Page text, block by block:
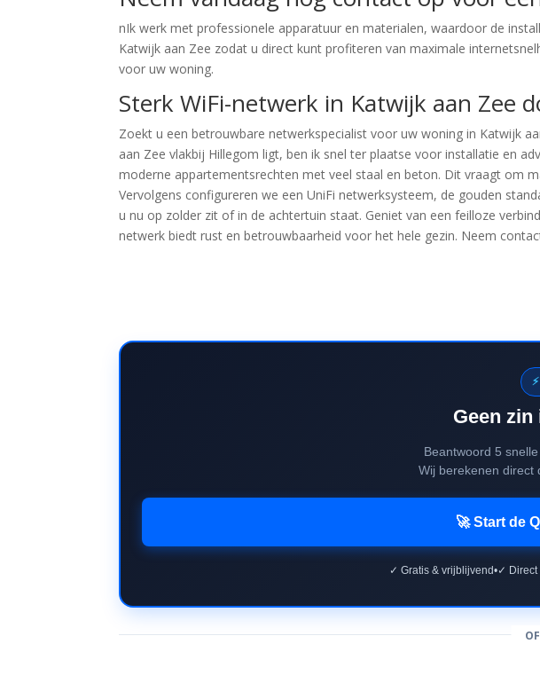
nIk werk met professionele apparatuur en materialen, waardoor de
Katwijk aan Zee zodat u direct kunt profiteren van maximale
voor uw woning.
Sterk WiFi-netwerk in Katwijk aan Zee
Zoekt u een betrouwbare netwerkspecialist voor uw woning in Katwijk
aan Zee vlakbij Hillegom ligt, ben ik snel ter plaatse voor installatie en
moderne appartementsrechten met veel staal en beton. Dit vraagt om
Vervolgens configureren we een UniFi netwerksysteem, de gouden
u nu op zolder zit of in de achtertuin staat. Geniet van een feilloze
netwerk biedt rust en betrouwbaarheid voor het hele gezin. Neem
Geen
Beantwoord 5
Wij berekenen direct
🚀 Start de
✓ Gratis & vrijblijvend•✓ Direct